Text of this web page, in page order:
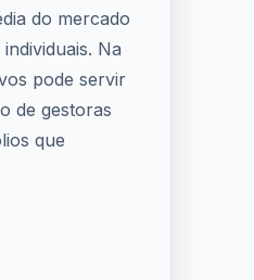
do mercado
Na
pode servir
de gestoras
que